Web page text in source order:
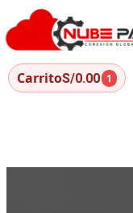
CarritoS/0.00 1